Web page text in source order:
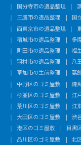
国分寺市の遺品整理
三鷹市の遺品整理
国
西東京市の遺品整理
稲城市の遺品整理
多
町田市の遺品整理
福
羽村市の遺品整理
八
草加市の生前整理
葛
中野区のゴミ屋敷
練
杉並区のゴミ屋敷
江
荒川区のゴミ屋敷
江
大田区のゴミ屋敷
渋
港区のゴミ屋敷
目黒
品川区のゴミ屋敷
北